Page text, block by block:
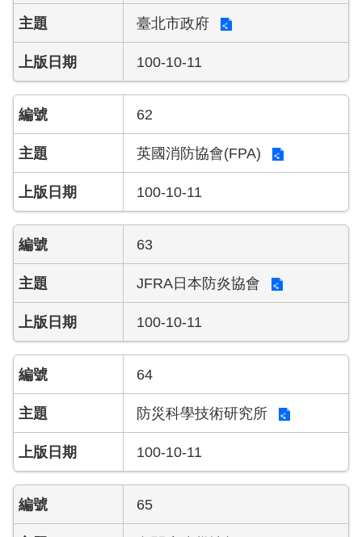
臺北市政府
100-10-11
62
英國消防協會(FPA)
100-10-11
63
JFRA日本防炎協會
100-10-11
64
防災科學技術研究所
100-10-11
65